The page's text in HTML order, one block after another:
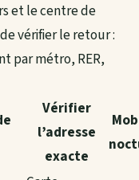
et le centre de
vérifier le retour :
par métro, RER,
Vérifier
l’adresse
exacte